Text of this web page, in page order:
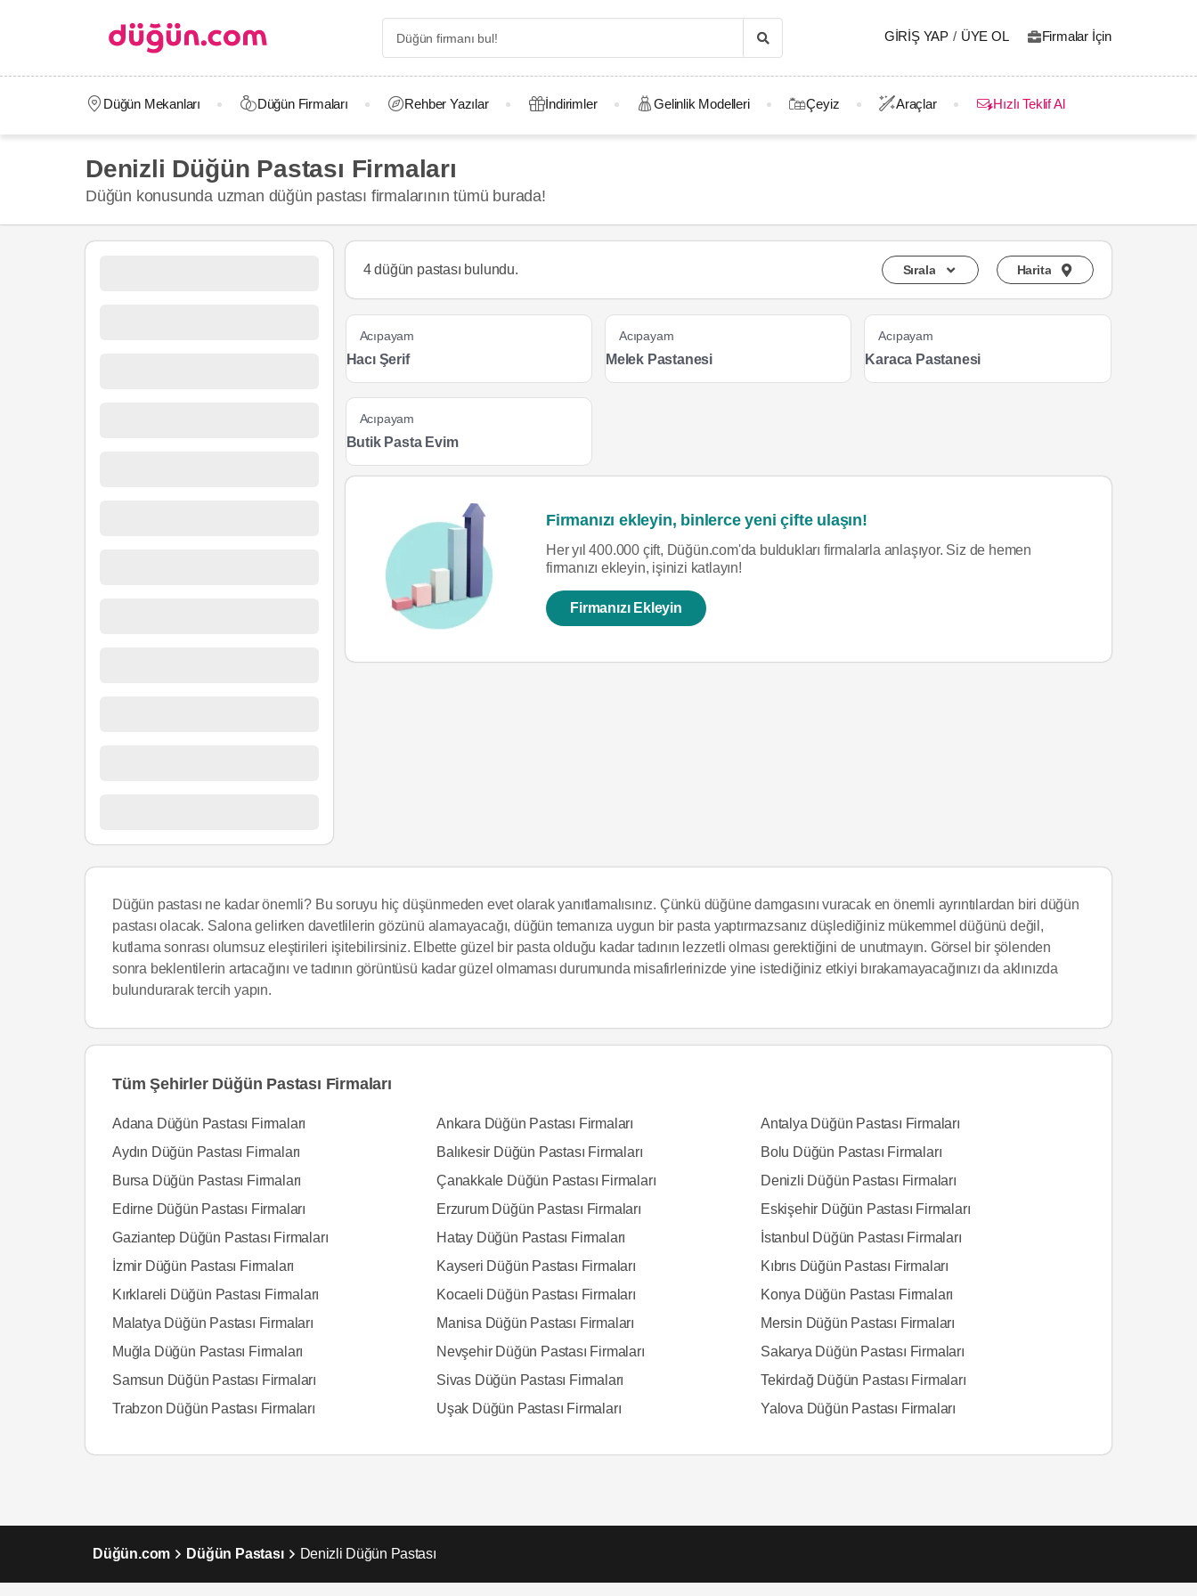
GIRIŞ YAP / ÜYE OL Firmalar İçin
Düğün Mekanları Düğün Firmaları Rehber Yazılar İndirimler Gelinlik Modelleri Çeyiz Araçlar Hızlı Teklif Al
Denizli Düğün Pastası Firmaları
Düğün konusunda uzman düğün pastası firmalarının tümü burada!
4 düğün pastası bulundu. Sırala Harita
Acıpayam
Hacı Şerif
Acıpayam
Melek Pastanesi
Acıpayam
Karaca Pastanesi
Acıpayam
Butik Pasta Evim
Firmanızı ekleyin, binlerce yeni çifte ulaşın!
Her yıl 400.000 çift, Düğün.com'da buldukları firmalarla anlaşıyor. Siz de hemen
firmanızı ekleyin, işinizi katlayın!
Firmanızı Ekleyin
Düğün pastası ne kadar önemli? Bu soruyu hiç düşünmeden evet olarak yanıtlamalısınız. Çünkü düğüne damgasını vuracak en önemli ayrıntılardan biri düğün
pastası olacak. Salona gelirken davetlilerin gözünü alamayacağı, düğün temanıza uygun bir pasta yaptırmazsanız düşlediğiniz mükemmel düğünü değil,
kutlama sonrası olumsuz eleştirileri işitebilirsiniz. Elbette güzel bir pasta olduğu kadar tadının lezzetli olması gerektiğini de unutmayın. Görsel bir şölenden
sonra beklentilerin artacağını ve tadının görüntüsü kadar güzel olmaması durumunda misafirlerinizde yine istediğiniz etkiyi bırakamayacağınızı da aklınızda
bulundurarak tercih yapın.
Tüm Şehirler Düğün Pastası Firmaları
Adana Düğün Pastası Firmaları Ankara Düğün Pastası Firmaları
Antalya Düğün Pastası Firmaları
Aydın Düğün Pastası Firmaları
Balıkesir Düğün Pastası Firmaları
Bolu Düğün Pastası Firmaları
Bursa Düğün Pastası Firmaları
Çanakkale Düğün Pastası Firmaları
Denizli Düğün Pastası Firmaları
Edirne Düğün Pastası Firmaları
Erzurum Düğün Pastası Firmaları
Eskişehir Düğün Pastası Firmaları
Gaziantep Düğün Pastası Firmaları
Hatay Düğün Pastası Firmaları
İstanbul Düğün Pastası Firmaları
İzmir Düğün Pastası Firmaları
Kayseri Düğün Pastası Firmaları
Kıbrıs Düğün Pastası Firmaları
Kırklareli Düğün Pastası Firmaları
Kocaeli Düğün Pastası Firmaları
Konya Düğün Pastası Firmaları
Malatya Düğün Pastası Firmaları
Manisa Düğün Pastası Firmaları
Mersin Düğün Pastası Firmaları
Muğla Düğün Pastası Firmaları
Nevşehir Düğün Pastası Firmaları
Sakarya Düğün Pastası Firmaları
Samsun Düğün Pastası Firmaları
Sivas Düğün Pastası Firmaları
Tekirdağ Düğün Pastası Firmaları
Trabzon Düğün Pastası Firmaları
Uşak Düğün Pastası Firmaları Yalova Düğün Pastası Firmaları
Düğün.com Düğün Pastası Denizli Düğün Pastası